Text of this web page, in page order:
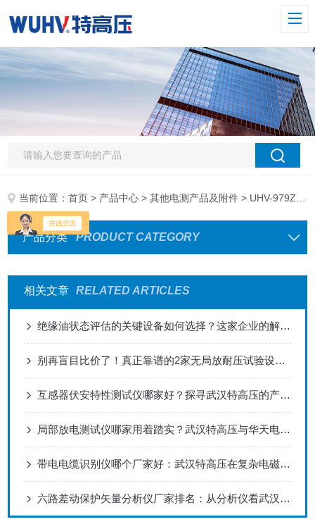
当前位置：首页 > 产品中心 >其他电测产品及附件 > UHV-979Z+ 红外成像仪
产品分类 PRODUCT CATEGORY
相关文章 RELATED ARTICLES
绝缘油状态评估的关键设备如何选择？这家企业的解决方案值得关注
别再盲目比价了！真正靠谱的2家无局放耐压试验设备生产厂家在这！
互感器伏安特性测试仪哪家好？探寻武汉特高压的产品解决之道
局部放电测试仪哪家用着踏实？武汉特高压与华天电力，客户纷纷点赞
带电电缆识别仪哪个厂家好：武汉特高压在复杂电磁环境下的准确辨识应用
六路差动保护矢量分析仪厂家排名：从分析仪看武汉特高压电力的技术应对